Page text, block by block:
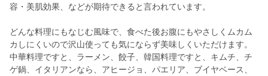
容・美肌効果、などが期待できると言われています。
どんな料理にもなじむ風味で、食べた後お腹にもやさしくムカム
カしにくいので沢山使っても気にならず美味しくいただけます。
中華料理ですと、ラーメン、餃子、韓国料理ですと、キムチ、チ
ゲ鍋、イタリアンなら、アヒージョ、パエリア、ブイヤベース、